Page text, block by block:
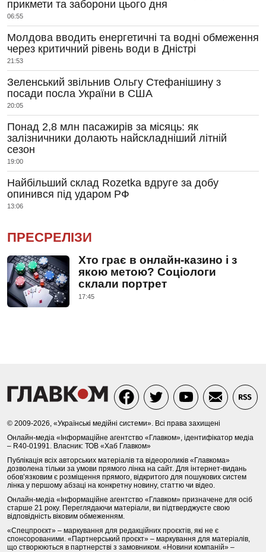
прикмети та заборони цього дня
06:55
Молдова вводить енергетичні та водні обмеження
через критичний рівень води в Дністрі
21:53
Зеленський звільнив Ольгу Стефанішину з
посади посла України в США
20:05
Понад 2,8 млн пасажирів за місяць: як
залізничники долають найскладніший літній
сезон
19:00
Найбільший склад Rozetka вдруге за добу
опинився під ударом РФ
13:06
ПРЕСРЕЛІЗИ
Хто грає в онлайн-казино і з
якою метою? Соціологи
склали портрет
17:45
© 2009-2026, «Українські медійні системи». Всі права захищені
Онлайн-медіа «Інформаційне агентство «Главком», ідентифікатор медіа
– R40-01991. Власник: ТОВ «Хаб Главком»
Публікація всіх авторських матеріалів та відеороликів «Главкома»
дозволена тільки за умови прямого лінка на сайт. Для інтернет-видань
обов’язковим є розміщення прямого, відкритого для пошукових систем
лінка у першому абзаці на конкретну новину, статтю чи відео.
Онлайн-медіа «Інформаційне агентство «Главком» призначене для осіб
старше 21 року. Переглядаючи матеріали, ви підтверджуєте свою
відповідність віковим обмеженням.
«Спецпроєкт» – маркування для редакційних проєктів, які не є
спонсорованими. «Партнерський проєкт» – маркування для матеріалів,
що створюються в партнерстві з замовником. «Новини компаній» –